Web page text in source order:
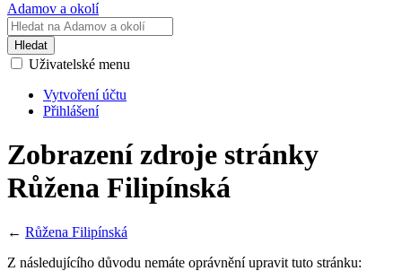
Adamov a okolí
Hledat
Uživatelské menu
Vytvoření účtu
Přihlášení
Zobrazení zdroje stránky
Růžena Filipínská
← Růžena Filipínská
Z následujícího důvodu nemáte oprávnění upravit tuto stránku: